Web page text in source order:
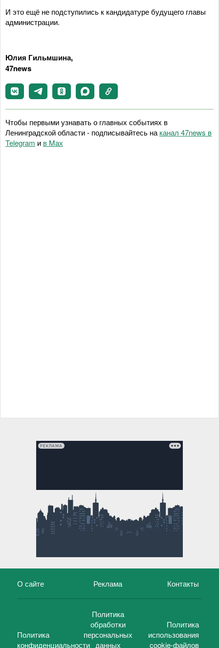
И это ещё не подступились к кандидатуре будущего главы
администрации.
Юлия Гильмшина,
47news
Чтобы первыми узнавать о главных событиях в
Ленинградской области - подписывайтесь наканал 47news в
Telegram и в Maх
РЕКЛАМА
О сайте Реклама Контакты
Политика
конфиденциальности
Политика
обработки
персональных
данных
Политика
использования
cookie-файлов